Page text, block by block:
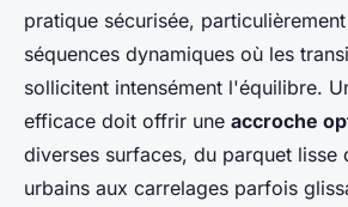
pratique sécurisée,
séquences dynamiques où les
sollicitent intensément l'équilibre.
efficace doit offrir une accroche
diverses surfaces, du parquet lisse
urbains aux carrelages parfois